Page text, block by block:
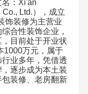
： Xi'an
Ltd.），成立
饰装修为主营业
合性装饰企业，
目前处于开业状
1000万元，属于
业多年，凭借透
逐步成为本土装
装修、老房翻新